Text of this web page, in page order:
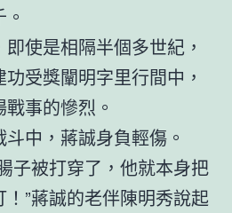
使是相隔半個多世紀，
受獎闡明字里行間中，
事的慘烈。
中，蔣誠身負輕傷。
被打穿了，他就本身把
”蔣誠的老伴陳明秀說起